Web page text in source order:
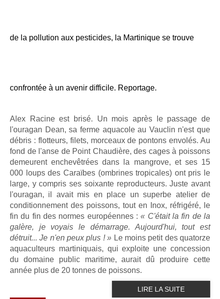
de la pollution aux pesticides, la Martinique se trouve
confrontée à un avenir difficile. Reportage.
Alex Racine est brisé. Un mois après le passage de
l'ouragan Dean, sa ferme aquacole au Vauclin n'est que
débris : flotteurs, filets, morceaux de pontons envolés. Au
fond de l'anse de Point Chaudière, des cages à poissons
demeurent enchevêtrées dans la mangrove, et ses 15
000 loups des Caraïbes (ombrines tropicales) ont pris le
large, y compris ses soixante reproducteurs. Juste avant
l'ouragan, il avait mis en place un superbe atelier de
conditionnement des poissons, tout en Inox, réfrigéré, le
fin du fin des normes européennes :« C'était la fin de la
galère, je voyais le démarrage. Aujourd'hui, tout est
détruit... Je n'en peux plus ! » Le moins petit des quatorze
aquaculteurs martiniquais, qui exploite une concession
du domaine public maritime, aurait dû produire cette
année plus de 20 tonnes de poissons.
LIRE LA SUITE